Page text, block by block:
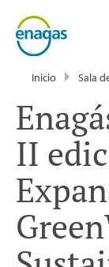
Inicio Sala
II